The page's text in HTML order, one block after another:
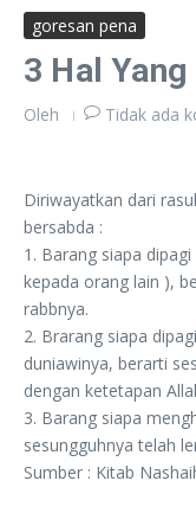
goresan pena
3 Hal
Oleh Tidak ada
Diriwayatkan dari
bersabda :
1. Barang siapa
kepada orang lain ),
rabbnya.
2. Brarang siapa
duniawinya, berarti
dengan ketetapan
3. Barang siapa
sesungguhnya telah
Sumber : Kitab